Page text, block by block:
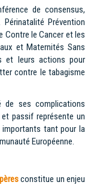
de consensus,
Périnatalité Prévention
Contre le Cancer et les
et Maternités Sans
et leurs actions pour
contre le tabagisme
ses complications
passif représente un
importants tant pour la
Européenne.
constitue un enjeu